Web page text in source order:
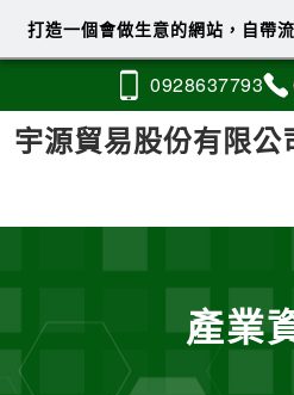
0928637793
宇源貿易股份有限公
產業
打造一個會做生意的網站，自帶